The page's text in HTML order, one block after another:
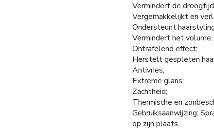
Vermindert de
Vergemakkelijkt en
Ondersteunt
Vermindert het volume;
Ontrafelend effect;
Herstelt gespleten
Antivries;
Extreme glans;
Zachtheid;
Thermische en
Gebruiksaanwijzing:
op zijn plaats.